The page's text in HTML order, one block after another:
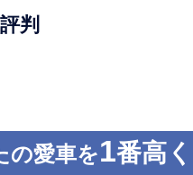
判
の愛車を1番高く